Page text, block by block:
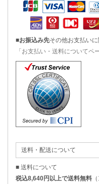
■お振込み先その他お支払い
「お支払い・送料についてペ
送料・配送について
■ 送料について
税込8,640円以上で送料無料